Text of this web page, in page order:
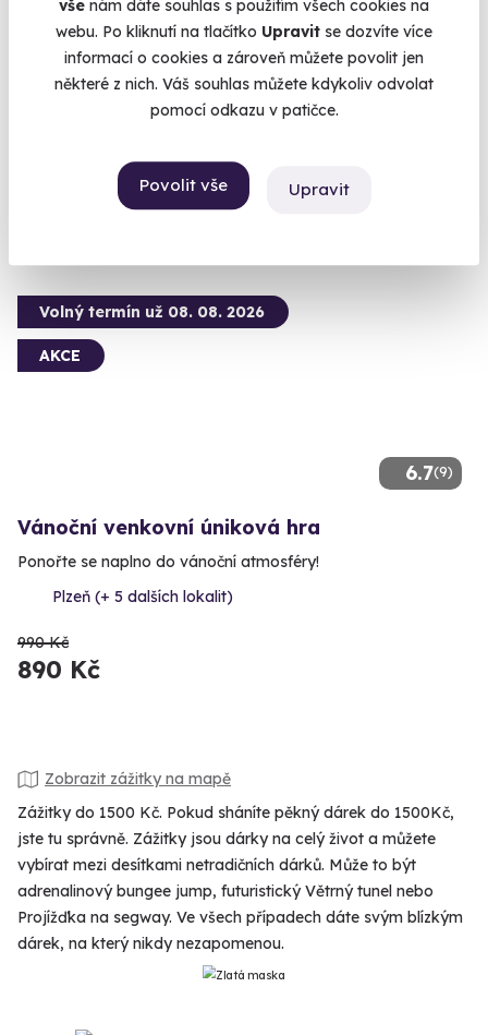
vše nám dáte souhlas s použitím všech cookies na
webu. Po kliknutí na tlačítko Upravit se dozvíte více
informací o cookies a zároveň můžete povolit jen
některé z nich. Váš souhlas můžete kdykoliv odvolat
pomocí odkazu v patičce.
Povolit vše Upravit
Venkovní úniková hra: Skandinávská
kriminálka
Zhostěte se úlohy detektiva a vyšetřete komplikovaný případ.
6.7(9)
Volný termín už 08. 08. 2026
AKCE
Vánoční venkovní úniková hra
Ponořte se naplno do vánoční atmosféry!
Plzeň (+ 5 dalších lokalit)
990 Kč
890 Kč
Zobrazit zážitky na mapě
Zážitky do 1500 Kč. Pokud sháníte pěkný dárek do 1500Kč,
jste tu správně. Zážitky jsou dárky na celý život a můžete
vybírat mezi desítkami netradičních dárků. Může to být
adrenalinový bungee jump, futuristický Větrný tunel nebo
Projížďka na segway. Ve všech případech dáte svým blízkým
dárek, na který nikdy nezapomenou.